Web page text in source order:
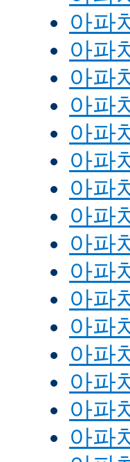
아파
아파
아파
아파
아파
아파
아파
아파
아파
아파
아파
아파
아파
아파
아파
아파